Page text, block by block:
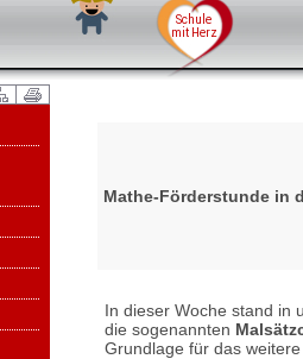
Mathe-Förderstunde in
In dieser Woche stand in
die sogenannten
Grundlage für das